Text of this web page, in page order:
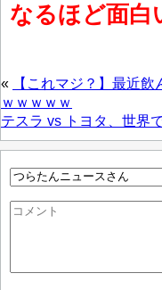
なるほど面白
«
【これマジ？】最近
ｗｗｗｗｗ
テスラ vs トヨタ、世界